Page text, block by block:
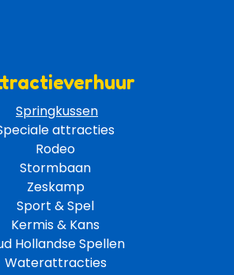
Springkussen
attracties
Rodeo
Stormbaan
Zeskamp
Sport & Spel
Kermis & Kans
Hollandse Spellen
Waterattracties